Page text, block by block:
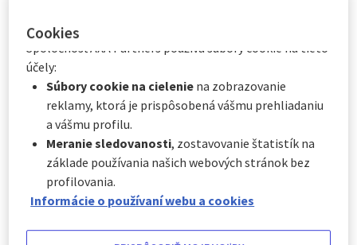
Cookies
Spoločnosť AXA Partners používa súbory cookie na tieto
účely:
Súbory cookie na cielenie na zobrazovanie
reklamy, ktorá je prispôsobená vášmu prehliadaniu
a vášmu profilu.
Meranie sledovanosti, zostavovanie štatistík na
základe používania našich webových stránok bez
profilovania.
Informácie o používaní webu a cookies